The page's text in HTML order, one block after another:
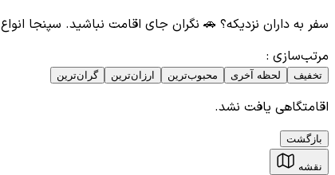
سفر به داران نزدیکه؟ 🚗 نگران جای اقامت نباشید. سپنجا انواع
مرتب‌سازی :
تخفیف لحظه آخری محبوب‌ترین ارزان‌ترین گران‌ترین
اقامتگاهی یافت نشد.
بازگشت
نقشه